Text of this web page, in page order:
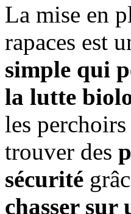
La mise en
rapaces est
simple qui
la lutte
les
trouver des
sécurité
chasser sur